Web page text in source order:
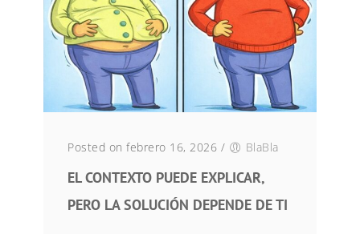
Posted on febrero 16, 2026 / BlaBla
EL CONTEXTO PUEDE EXPLICAR,
PERO LA SOLUCIÓN DEPENDE DE TI